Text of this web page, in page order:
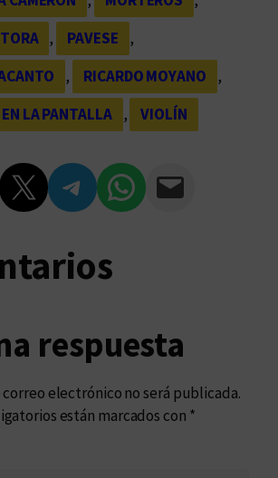
, PAVESE
,
, RICARDO MOYANO
,
LA PANTALLA
, VIOLÍN
Compartir en Twitter Compartir en Telegram Compartir en WhatsApp Compartir vía Email
respuesta
electrónico no será publicada.
están marcados con *